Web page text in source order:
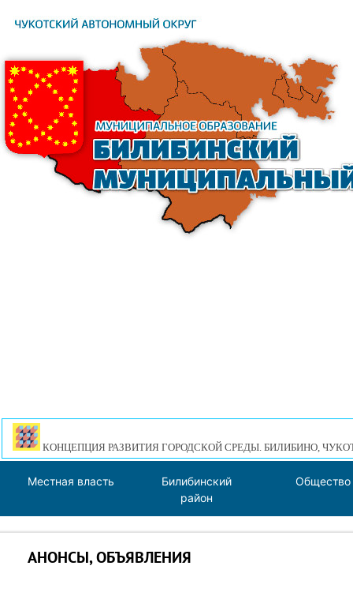
КОНЦЕПЦИЯ РАЗВИТИЯ ГОРОДСКОЙ СРЕДЫ. БИЛИБИНО,
Местная власть
Билибинский
район
Общество
АНОНСЫ, ОБЪЯВЛЕНИЯ